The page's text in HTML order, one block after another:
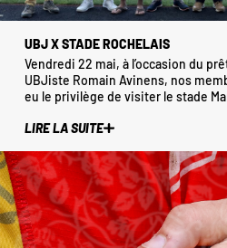
UBJ X STADE ROCHELAIS
Vendredi 22 mai, à l’occasion du
UBJiste Romain Avinens, nos
eu le privilège de visiter le stade
LIRE LA SUITE